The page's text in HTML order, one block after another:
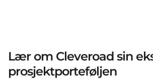
Lær om Cleveroad sin
prosjektporteføljen